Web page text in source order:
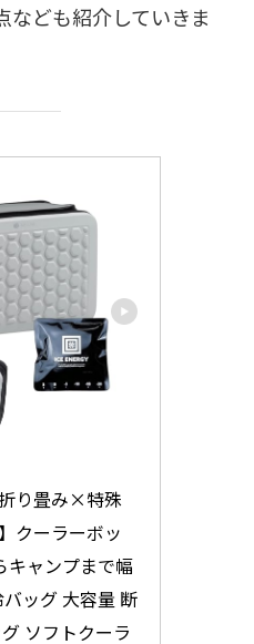
なども紹介していきま
り畳み×特殊
クーラーボッ
キャンプまで幅
ッグ 大容量 断
ソフトクーラ